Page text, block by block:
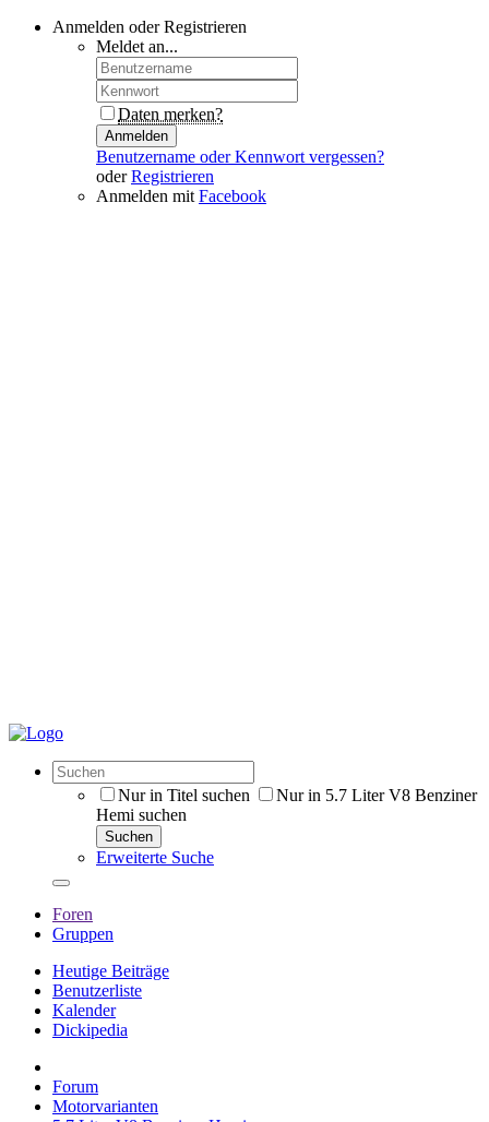
Anmelden oder Registrieren
Meldet an...
Daten merken?
Anmelden
Benutzername oder Kennwort vergessen?
oderRegistrieren
Anmelden mit Facebook
Nur in Titel suchen
Nur in 5.7 Liter V8 Benziner
Hemi suchen
Suchen
Erweiterte Suche
Foren
Gruppen
Heutige Beiträge
Benutzerliste
Kalender
Dickipedia
Forum
Motorvarianten